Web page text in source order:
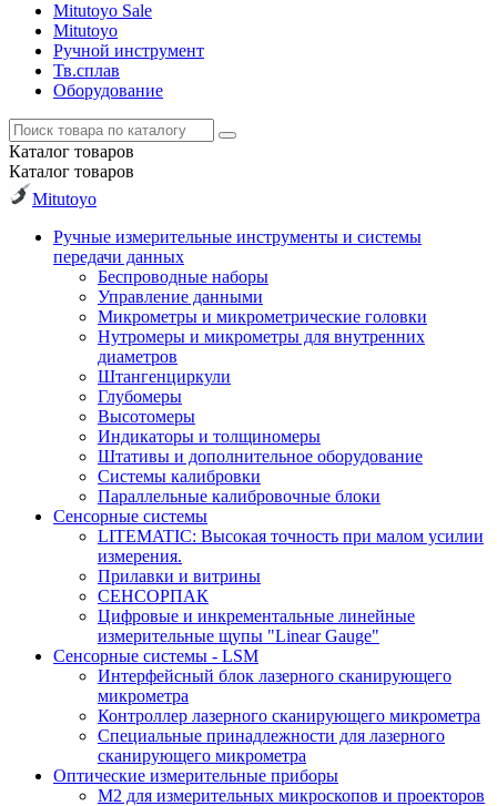
Mitutoyo Sale
Mitutoyo
Ручной инструмент
Тв.сплав
Оборудование
Каталог товаров
Каталог товаров
Mitutoyo
Ручные измерительные инструменты и системы
передачи данных
Беспроводные наборы
Управление данными
Микрометры и микрометрические головки
Нутромеры и микрометры для внутренних
диаметров
Штангенциркули
Глубомеры
Высотомеры
Индикаторы и толщиномеры
Штативы и дополнительное оборудование
Системы калибровки
Параллельные калибровочные блоки
Сенсорные системы
LITEMATIC: Высокая точность при малом усилии
измерения.
Прилавки и витрины
СЕНСОРПАК
Цифровые и инкрементальные линейные
измерительные щупы "Linear Gauge"
Сенсорные системы - LSM
Интерфейсный блок лазерного сканирующего
микрометра
Контроллер лазерного сканирующего микрометра
Специальные принадлежности для лазерного
сканирующего микрометра
Оптические измерительные приборы
M2 для измерительных микроскопов и проекторов